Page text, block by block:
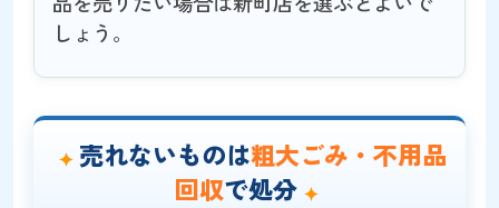
しょう。
売れないものは粗大ごみ・不用品
回収で処分